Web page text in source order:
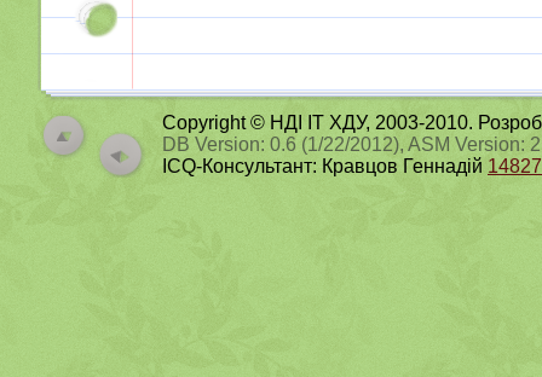
Copyright © НДІ ІТ ХДУ, 2003-2010.
DB Version: 0.6 (1/22/2012), ASM Version:
ICQ-Консультант: Кравцов Геннадій